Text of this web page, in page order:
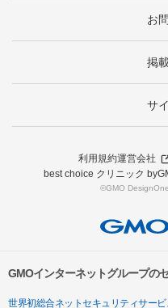
お
掲
サ
利用規約運営会社
best choice クリニック
©GMO
GMOインターネットグループの
世界初総合ネットセキュリティサービ